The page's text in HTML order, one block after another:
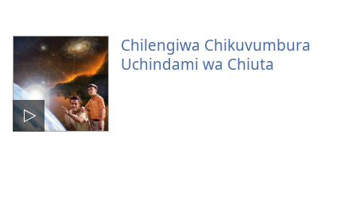
Chilengiwa Chikuvumbura
Uchindami wa Chiuta